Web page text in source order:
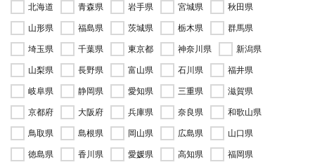
北海道 青森県 岩手県 宮城県
秋田県
山形県
福島県 茨城県 栃木県
群馬県
埼玉県
千葉県 東京都 神奈川県
新潟県
山梨県
長野県 富山県 石川県
福井県
岐阜県
静岡県 愛知県 三重県
滋賀県
京都府
大阪府 兵庫県 奈良県
和歌山県
鳥取県
島根県 岡山県 広島県
山口県
徳島県
香川県 愛媛県 高知県
福岡県